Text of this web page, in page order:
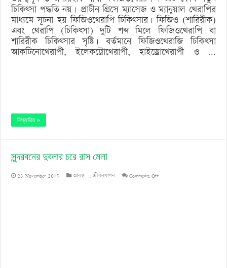
ফিজিওথেরাপির
প্রয়োজনীয়তা
চিকিৎসা পদ্ধতি নয়। প্রাচীন গ্রিসে ম্যাসেজ ও ম্যানুয়াল থেরাপির
মাধ্যমে সূচনা হয় ফিজিওথেরাপি চিকিৎসার। ফিজিও (শারিরীক)
এবং থেরাপি (চিকিৎসা) দুটি শব্দ মিলে ফিজিওথেরাপি বা
শারিরীক চিকিৎসার সৃষ্টি। বর্তমানে ফিজিওথেরাজি চিকিৎসা
আকটিনোথেরাপী, ইলেকট্রোথেরাপী, হাইড্রোথেরাপী ও …
বিস্তারিত »
সুন্দরবনের দুবলার চরে রাস মেলা
23 November 2015 আরও...,জীবনযাপন Comments Offon